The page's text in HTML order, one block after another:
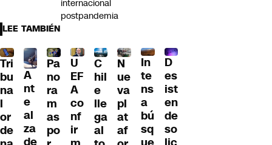
internacional
postpandemia
LEE TAMBIÉN
Tri
bu
na
l
or
de
A
nt
e
al
za
Pa
no
ra
m
as
po
U
EF
A
co
nf
ir
C
hil
e
lle
ga
al
N
ue
va
pl
at
af
In
te
ns
a
bú
sq
D
es
ist
en
de
so